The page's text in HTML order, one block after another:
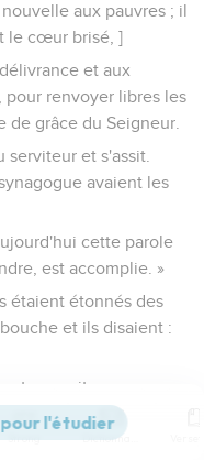
aux pauvres ; il
le cœur brisé, ]
et aux
pour renvoyer libres les
de grâce du Seigneur.
serviteur et s'assit.
avaient les
cette parole
est accomplie. »
étaient étonnés des
et ils disaient :
me citer ce
et vous me direz :
ce que nous avons
Strong